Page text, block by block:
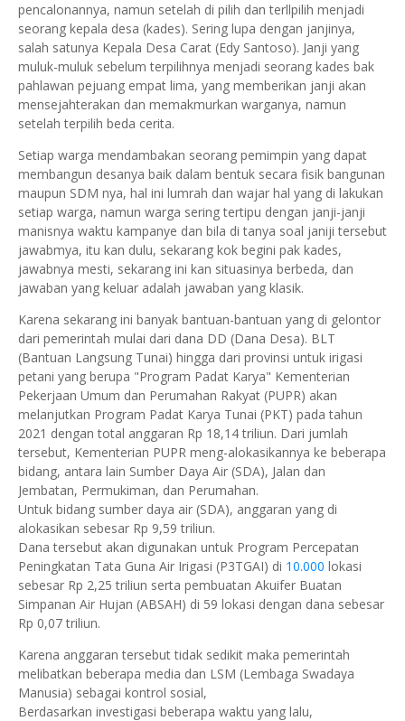
pencalonannya, namun setelah di pilih dan terllpilih menjadi
seorang kepala desa (kades). Sering lupa dengan janjinya,
salah satunya Kepala Desa Carat (Edy Santoso). Janji yang
muluk-muluk sebelum terpilihnya menjadi seorang kades bak
pahlawan pejuang empat lima, yang memberikan janji akan
mensejahterakan dan memakmurkan warganya, namun
setelah terpilih beda cerita.
Setiap warga mendambakan seorang pemimpin yang dapat
membangun desanya baik dalam bentuk secara fisik bangunan
maupun SDM nya, hal ini lumrah dan wajar hal yang di lakukan
setiap warga, namun warga sering tertipu dengan janji-janji
manisnya waktu kampanye dan bila di tanya soal janiji tersebut
jawabmya, itu kan dulu, sekarang kok begini pak kades,
jawabnya mesti, sekarang ini kan situasinya berbeda, dan
jawaban yang keluar adalah jawaban yang klasik.
Karena sekarang ini banyak bantuan-bantuan yang di gelontor
dari pemerintah mulai dari dana DD (Dana Desa). BLT
(Bantuan Langsung Tunai) hingga dari provinsi untuk irigasi
petani yang berupa "Program Padat Karya" Kementerian
Pekerjaan Umum dan Perumahan Rakyat (PUPR) akan
melanjutkan Program Padat Karya Tunai (PKT) pada tahun
2021 dengan total anggaran Rp 18,14 triliun. Dari jumlah
tersebut, Kementerian PUPR meng-alokasikannya ke beberapa
bidang, antara lain Sumber Daya Air (SDA), Jalan dan
Jembatan, Permukiman, dan Perumahan.
Untuk bidang sumber daya air (SDA), anggaran yang di
alokasikan sebesar Rp 9,59 triliun.
Dana tersebut akan digunakan untuk Program Percepatan
Peningkatan Tata Guna Air Irigasi (P3TGAI) di 10.000 lokasi
sebesar Rp 2,25 triliun serta pembuatan Akuifer Buatan
Simpanan Air Hujan (ABSAH) di 59 lokasi dengan dana sebesar
Rp 0,07 triliun.
Karena anggaran tersebut tidak sedikit maka pemerintah
melibatkan beberapa media dan LSM (Lembaga Swadaya
Manusia) sebagai kontrol sosial,
Berdasarkan investigasi beberapa waktu yang lalu,